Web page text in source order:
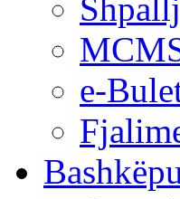
e-